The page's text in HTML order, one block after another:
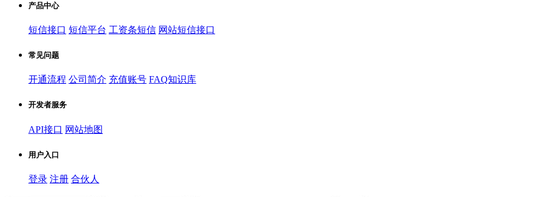
产品中心
短信接口 短信平台 工资条短信 网站短信接口
常见问题
开通流程 公司简介 充值账号 FAQ知识库
开发者服务
API接口 网站地图
用户入口
登录 注册 合伙人